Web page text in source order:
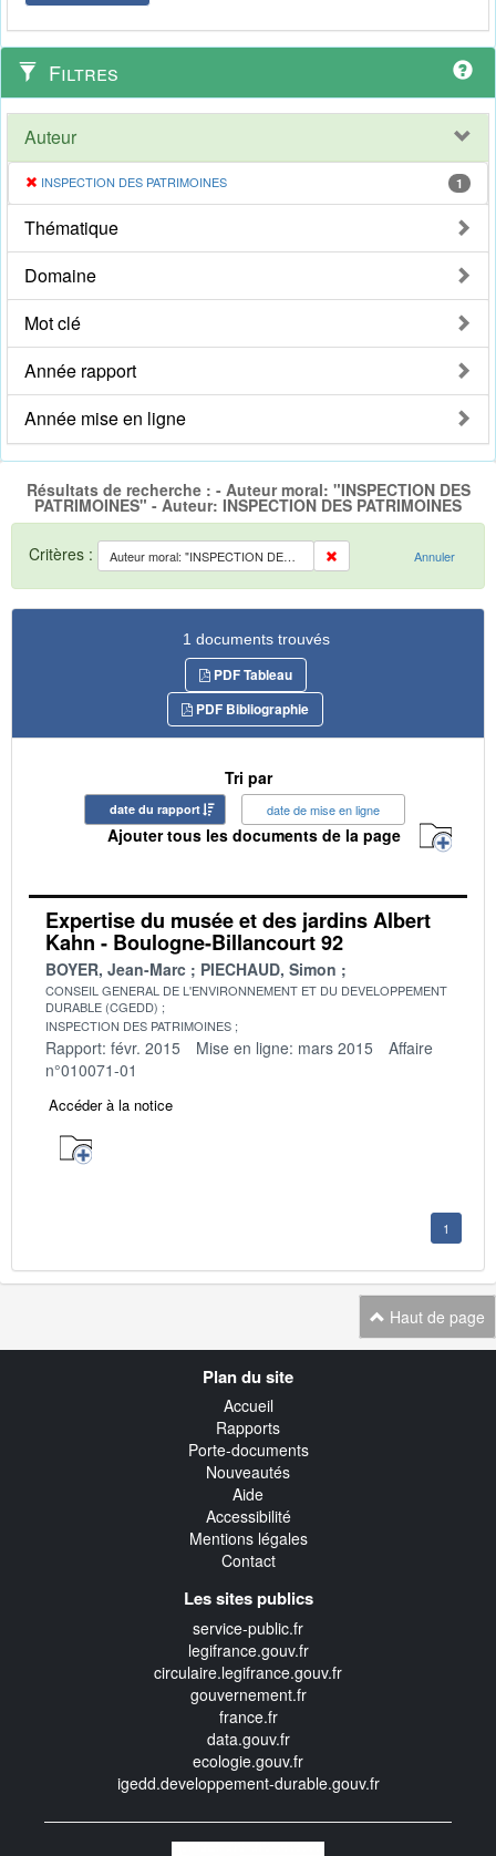
Filtres
Auteur
INSPECTION DES PATRIMOINES 1
Thématique
Domaine
Mot clé
Année rapport
Année mise en ligne
Résultats de recherche : - Auteur moral: "INSPECTION DES
PATRIMOINES" - Auteur: INSPECTION DES PATRIMOINES
Critères : Auteur moral: "INSPECTION DES PATRIMOINES" Annuler
1 documents trouvés
PDF Tableau
PDF Bibliographie
Tri par
date du rapport date de mise en ligne
Ajouter tous les documents de la page
Expertise du musée et des jardins Albert
Kahn - Boulogne-Billancourt 92
BOYER, Jean-Marc PIECHAUD, Simon
CONSEIL GENERAL DE L'ENVIRONNEMENT ET DU DEVELOPPEMENT
DURABLE (CGEDD)
INSPECTION DES PATRIMOINES
Rapport: févr. 2015 Mise en ligne: mars 2015
Affaire
n°010071-01
Accéder à la notice
1
Haut de page
Plan du site
Accueil
Rapports
Porte-documents
Nouveautés
Aide
Accessibilité
Mentions légales
Contact
Les sites publics
service-public.fr
legifrance.gouv.fr
circulaire.legifrance.gouv.fr
gouvernement.fr
france.fr
data.gouv.fr
ecologie.gouv.fr
igedd.developpement-durable.gouv.fr